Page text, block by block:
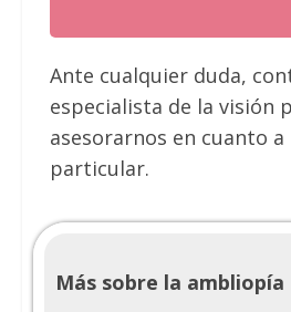
Ante cualquier duda,
especialista de la visión
asesorarnos en cuanto
particular.
Más sobre la ambliopía